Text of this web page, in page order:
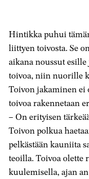
Hintikka puhui
liittyen toivosta. Se
aikana noussut
toivoa, niin nuorille
Toivon jakaminen ei
toivoa rakennetaan
– On erityisen
Toivon polkua
pelkästään kauniita
teoilla. Toivoa olette
kuulemisella, ajan